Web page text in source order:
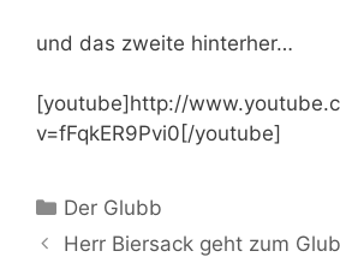
und das zweite hinterher…
[youtube]http://
v=fFqkER9Pvi0[/youtube]
Kategorien
Der Glubb
Herr Biersack geht zum